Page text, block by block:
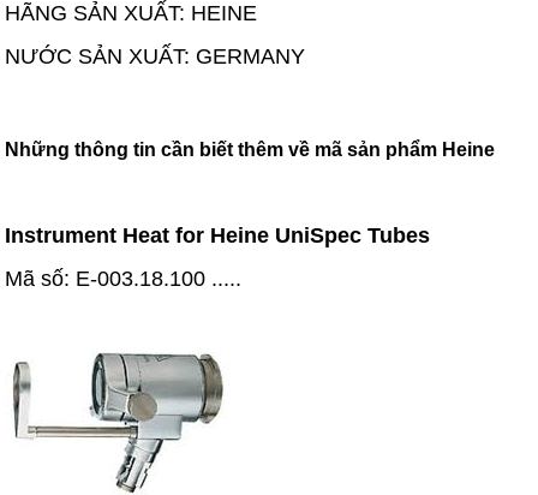
HÃNG SẢN XUẤT: HEINE
NƯỚC SẢN XUẤT: GERMANY
Những thông tin cần biết thêm về mã sản phẩm Heine
Instrument Heat for Heine UniSpec Tubes
Mã số: E-003.18.100 .....